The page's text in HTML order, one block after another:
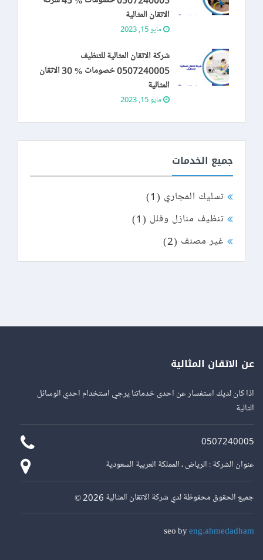
الاتقان المثالية
مايو 15, 2023
شركة الاتقان المثالية للتنظيف
0507240005 خصومات % 30 الاتقان
المثالية
مايو 15, 2023
جميع الخدمات
تسليك المجاري (1)
تنظيف منازل وفلل (1)
غير مصنف (2)
عن الاتقان المثالية
اذا كان لديك استفسار عن احدى خدماتنا يرجي استخدام احدي الوسائل
التالية
0507240005
عنوان الشركة : الرياض ، المملكة العربية السعودية
جميع الحقوق محفوظة لدي شركة الاتقان المثالية 2026 ©
seo byeng.ahmedadham